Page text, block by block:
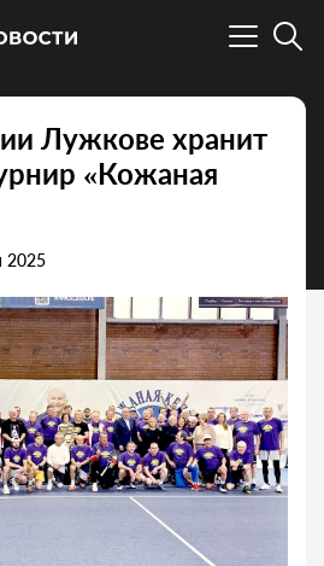
Лужкове хранит
«Кожаная
2025